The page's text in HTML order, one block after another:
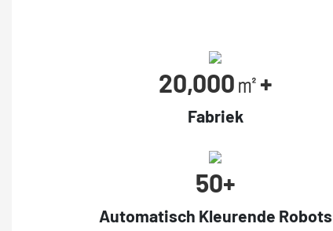
20,000㎡+
Fabriek
50+
Automatisch Kleurende Robots